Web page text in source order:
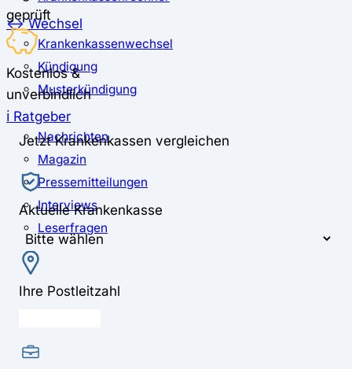
↔ Wechsel
Krankenkassenwechsel
Kündigung
Musterkündigung
ℹ Ratgeber
Nachrichten
Magazin
Pressemitteilungen
Interviews
Leserfragen
geprüft
Kostenlos &
unverbindlich
Jetzt Krankenkassen vergleichen
Aktuelle Krankenkasse
Ihre Postleitzahl